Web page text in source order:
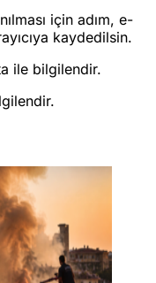
için adım, e-
kaydedilsin.
ile bilgilendir.